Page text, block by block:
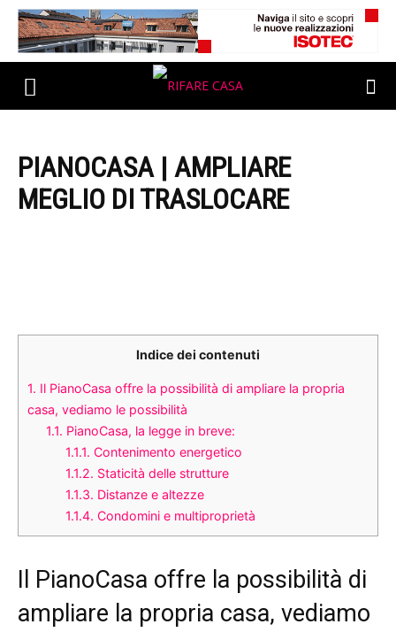
PIANOCASA | AMPLIARE
MEGLIO DI TRASLOCARE
Indice dei contenuti
1. Il PianoCasa offre la possibilità di ampliare la propria
casa, vediamo le possibilità
1.1. PianoCasa, la legge in breve:
1.1.1. Contenimento energetico
1.1.2. Staticità delle strutture
1.1.3. Distanze e altezze
1.1.4. Condomini e multiproprietà
Il PianoCasa offre la possibilità di
ampliare la propria casa, vediamo